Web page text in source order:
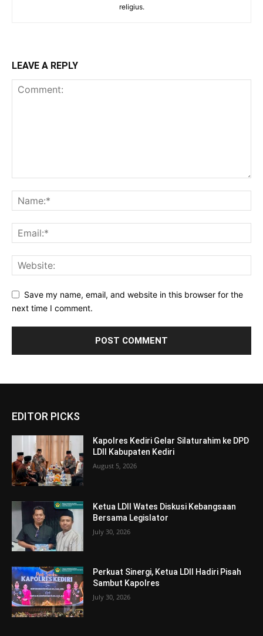
religius.
LEAVE A REPLY
Save my name, email, and website in this browser for the
next time I comment.
EDITOR PICKS
Kapolres Kediri Gelar Silaturahim ke DPD
LDII Kabupaten Kediri
August 5, 2026
Ketua LDII Wates Diskusi Kebangsaan
Bersama Legislator
July 30, 2026
Perkuat Sinergi, Ketua LDII Hadiri Pisah
Sambut Kapolres
July 30, 2026